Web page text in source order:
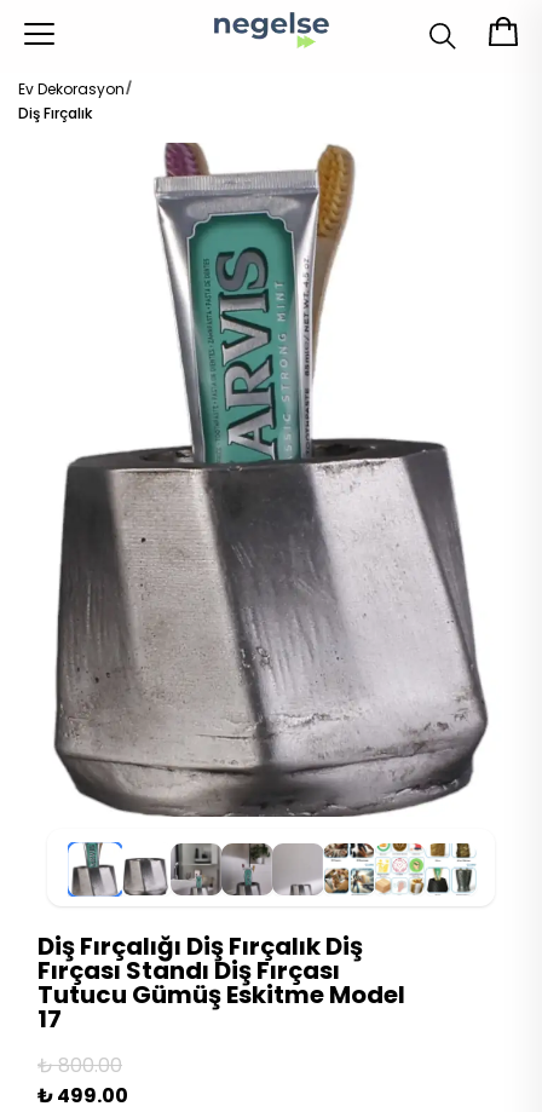
Ev Dekorasyon
Diş Fırçalık
Diş Fırçalığı Diş Fırçalık Diş
Fırçası Standı Diş Fırçası
Tutucu Gümüş Eskitme Model
17
₺ 800.00
₺ 499.00